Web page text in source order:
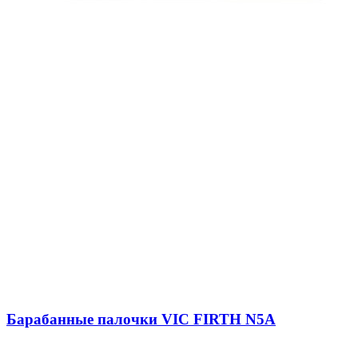
Барабанные палочки VIC FIRTH N5A